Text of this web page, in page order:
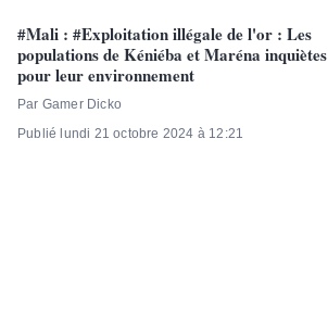
#Mali : #Exploitation illégale de l'or : Les
populations de Kéniéba et Maréna inquiètes
pour leur environnement
Par Gamer Dicko
Publié lundi 21 octobre 2024 à 12:21